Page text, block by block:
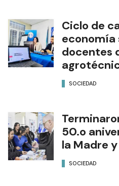
Ciclo de
economía
docentes
SOCIEDAD
50.o
la Madre
SOCIEDAD